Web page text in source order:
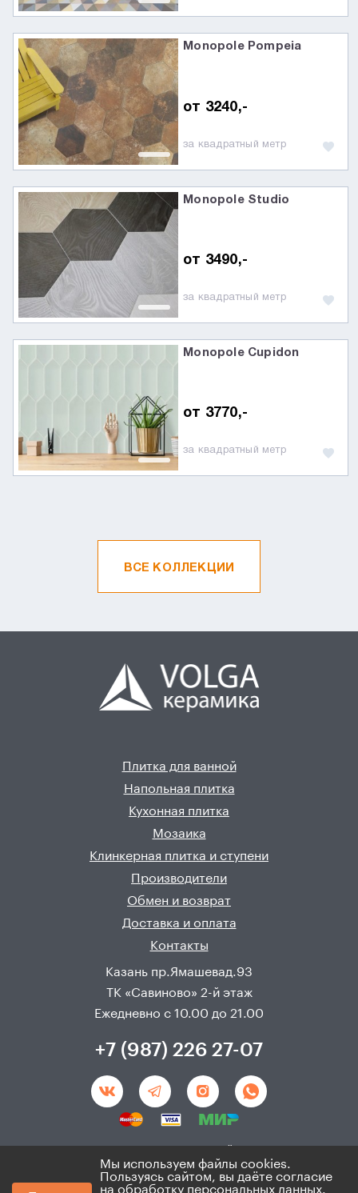
Monopole Pompeia
от 3240,-
за квадратный метр
Monopole Studio
от 3490,-
за квадратный метр
Monopole Cupidon
от 3770,-
за квадратный метр
ВСЕ КОЛЛЕКЦИИ
Плитка для ванной
Напольная плитка
Кухонная плитка
Мозаика
Клинкерная плитка и ступени
Производители
Обмен и возврат
Доставка и оплата
Контакты
Казань пр.Ямашевад.93
ТК «Савиново» 2-й этаж
Ежедневно с 10.00 до 21.00
+7 (987) 226 27-07
Создание и продвижения сайта - Неткам
© 2008 - 2026. ИП Хадыев Р.И.(ИНН 166010471459). Не
Мы используем файлы cookies.
Пользуясь сайтом, вы даёте согласие
на обработку персональных данных.